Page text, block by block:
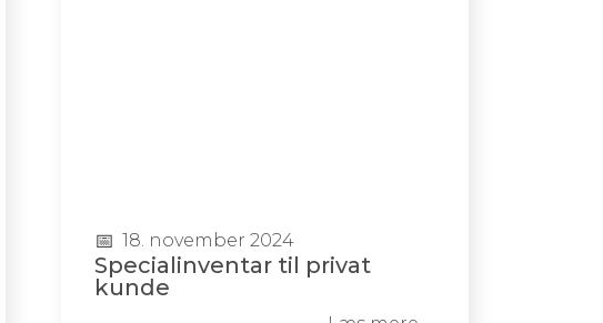
18. november 2024
Specialinventar til privat
kunde